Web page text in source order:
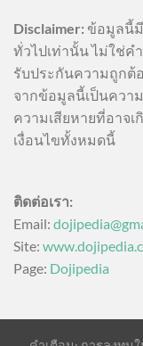
Disclaimer: ข้อมูลนี้
ทั่วไปเท่านั้น ไม่ใช่ค
รับประกันความถูกต้
จากข้อมูลนี้เป็นควา
ความเสียหายที่อาจ
เงื่อนไขทั้งหมดนี้
ติดต่อเรา:
Email:
Site:
Page: Dojipedia